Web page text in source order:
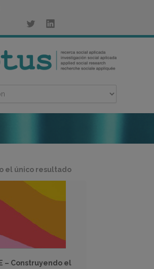
el único resultado
– Construyendo el